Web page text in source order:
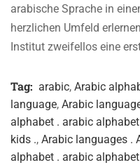
arabische Sprache in
herzlichen Umfeld
Institut zweifellos eine
Tag: arabic, Arabic
language, Arabic
alphabet . arabic
kids ., Arabic languages .
alphabet . arabic